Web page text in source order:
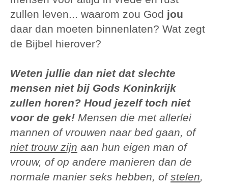
zullen leven... waarom zou God jou
daar dan moeten binnenlaten? Wat zegt
de Bijbel hierover?
Weten jullie dan niet dat slechte
mensen niet bij Gods Koninkrijk
zullen horen? Houd jezelf toch niet
voor de gek! Mensen die met allerlei
mannen of vrouwen naar bed gaan, of
niet trouw zijn aan hun eigen man of
vrouw, of op andere manieren dan de
normale manier seks hebben, ofstelen,